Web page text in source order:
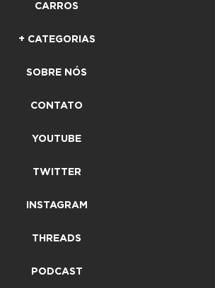
CARROS
+ CATEGORIAS
SOBRE NÓS
CONTATO
YOUTUBE
TWITTER
INSTAGRAM
THREADS
PODCAST